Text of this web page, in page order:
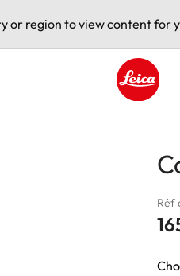
or region to view content for
Réf